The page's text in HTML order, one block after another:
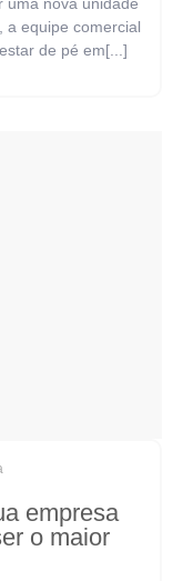
a equipe comercial
de pé em[...]
empresa
o maior